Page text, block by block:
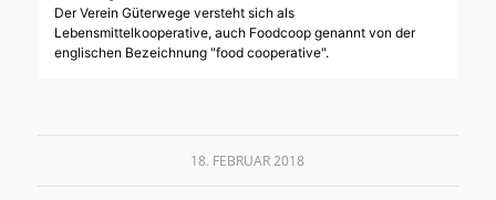
18. FEBRUAR 2018